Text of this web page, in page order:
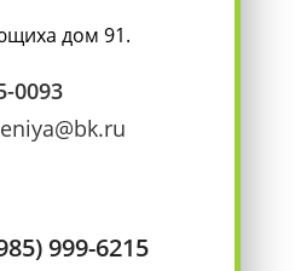
дом 91.
0093
999-6215